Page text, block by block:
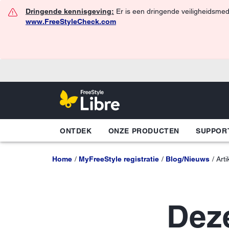
Dringende kennisgeving: Er is een dringende
www.FreeStyleCheck.com
ONTDEK ONZE PRODUCTEN
Home MyFreeStyle registratie Blog/Nieuws